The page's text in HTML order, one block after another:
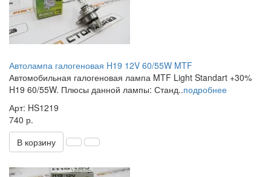
Автолампа галогеновая H19 12V 60/55W MTF
Автомобильная галогеновая лампа MTF Light Standart +30%
H19 60/55W. Плюсы данной лампы: Станд..подробнее
Арт: HS1219
740 р.
В корзину